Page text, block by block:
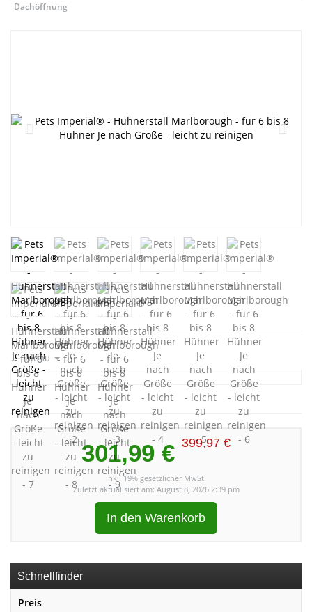
Dachöffnung
Menu
301,99 € 399,97 €
inkl. 19% gesetzlicher MwSt.
Zuletzt aktualisiert am: August 8, 2026 2:39 pm
In den Warenkorb
Schnellfinder
Preis